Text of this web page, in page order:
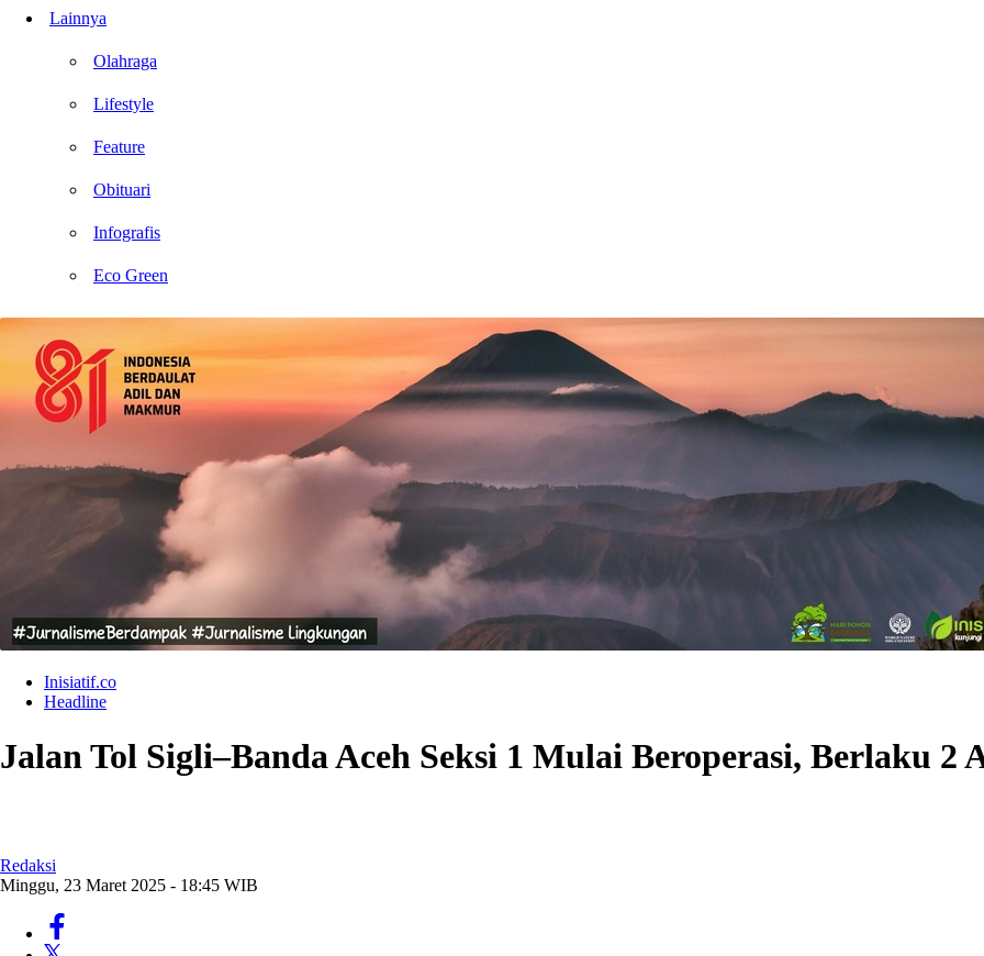
Lainnya
Olahraga
Lifestyle
Feature
Obituari
Infografis
Eco Green
Inisiatif.co
Headline
Jalan Tol Sigli–Banda Aceh Seksi 1 Mulai Beroperasi, Berlaku 2
Redaksi
Minggu, 23 Maret 2025 - 18:45 WIB